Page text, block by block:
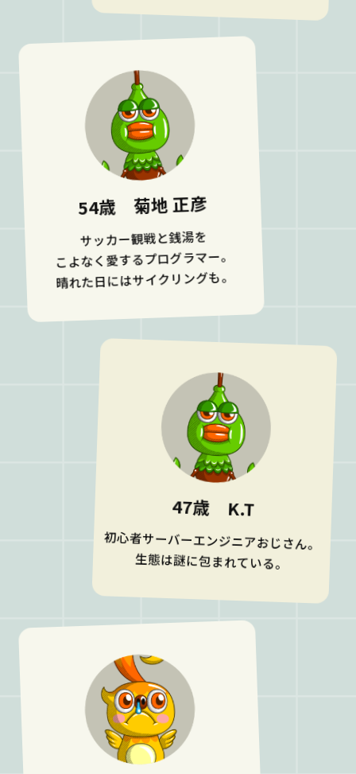
54歳 菊地 正彦
サッカー観戦と銭湯を
こよなく愛するプログラマー。
晴れた日にはサイクリングも。
47歳 K.T
初心者サーバーエンジニアおじさん。
生態は謎に包まれている。